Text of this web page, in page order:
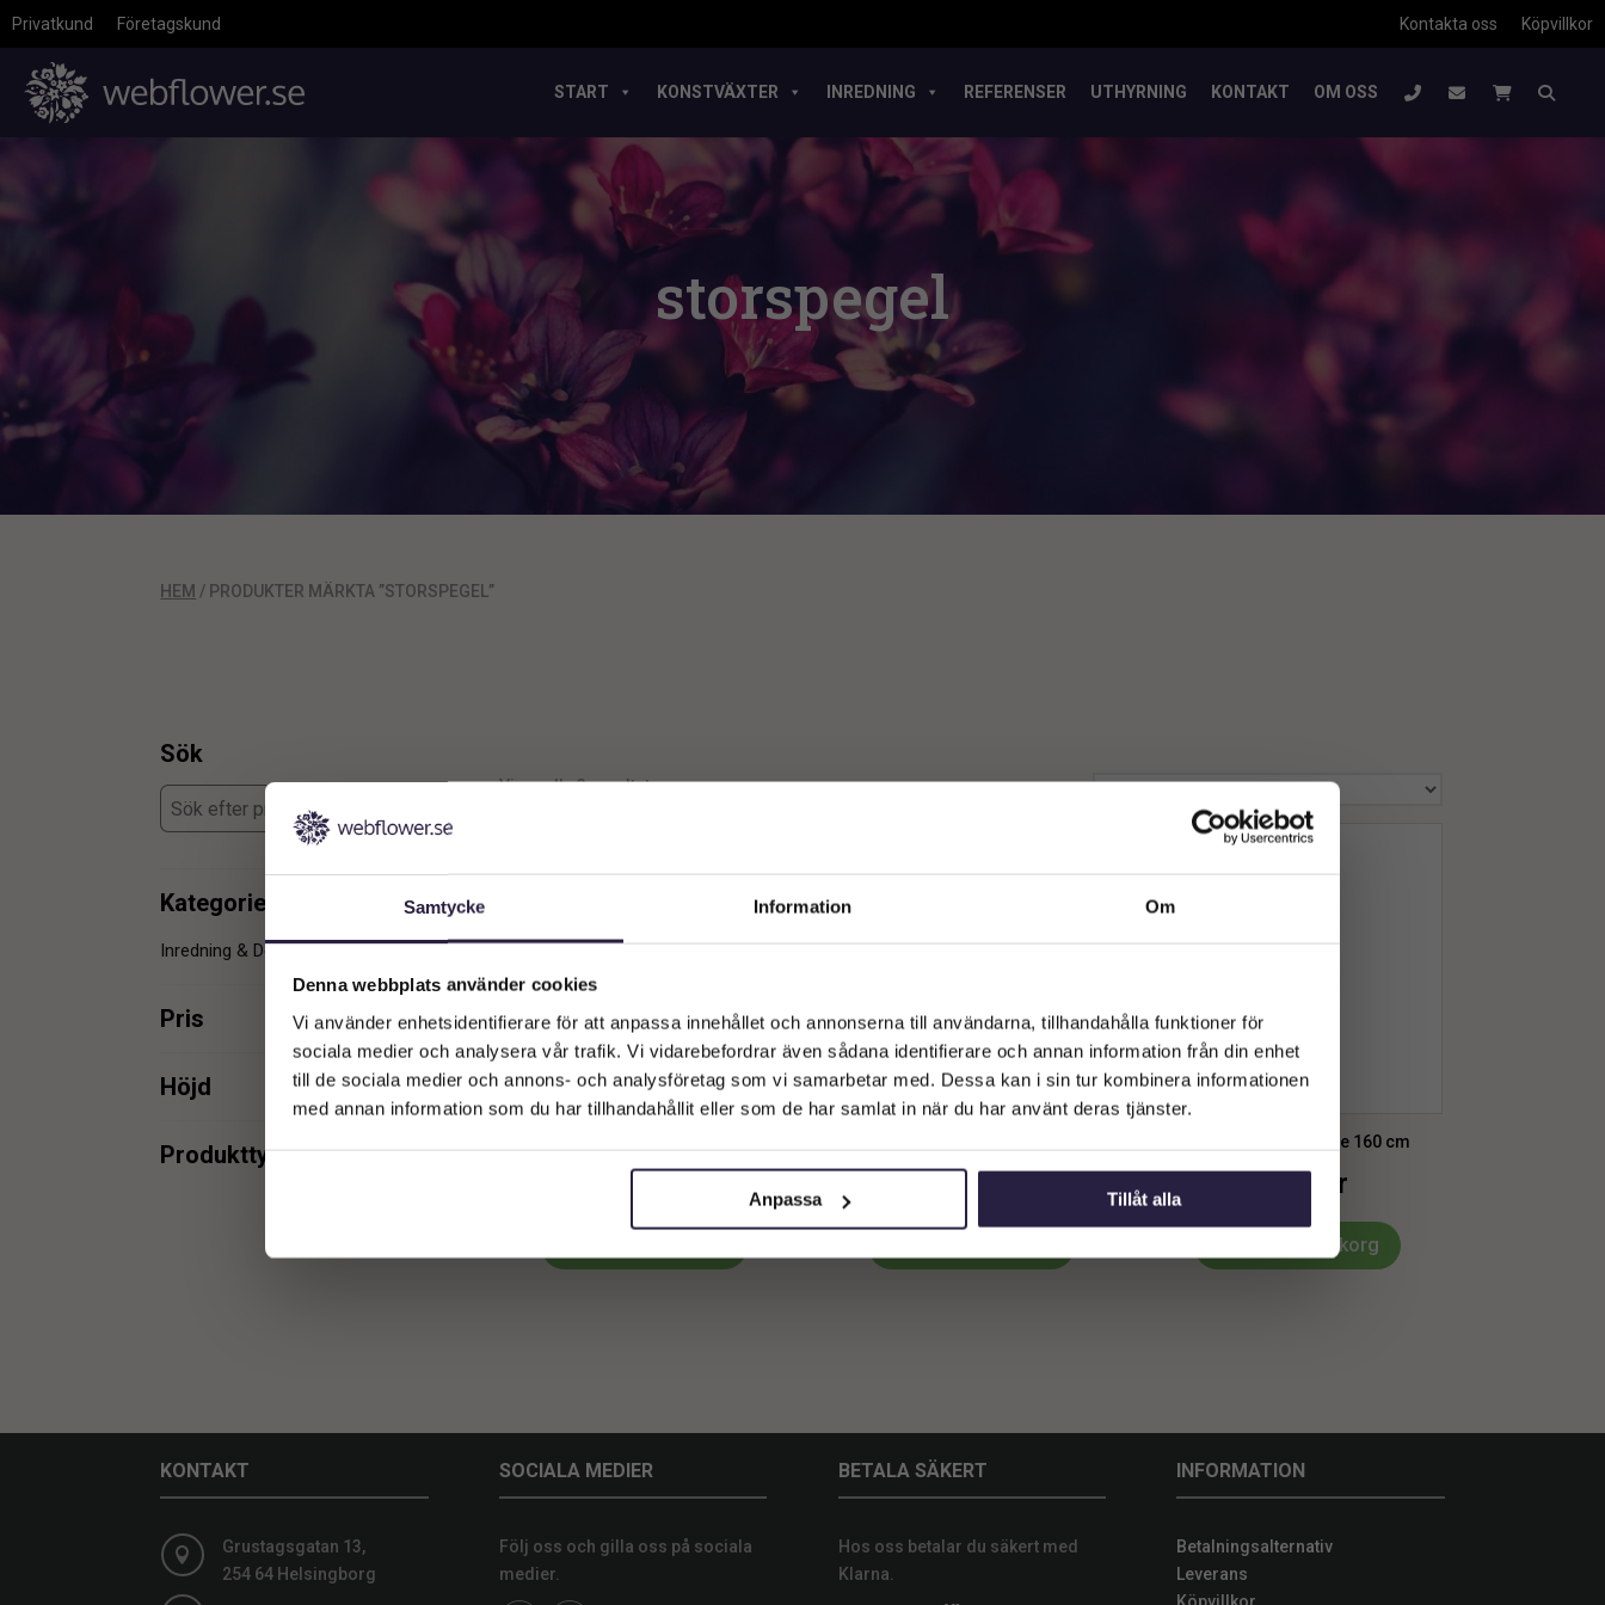
Samtycke Information Om
Denna webbplats använder cookies
Vi använder enhetsidentifierare för att anpassa innehållet och annonserna till användarna, tillhandahålla funktioner för
sociala medier och analysera vår trafik. Vi vidarebefordrar även sådana identifierare och annan information från din enhet
till de sociala medier och annons- och analysföretag som vi samarbetar med. Dessa kan i sin tur kombinera informationen
med annan information som du har tillhandahållit eller som de har samlat in när du har använt deras tjänster.
Anpassa Tillåt alla
Privatkund Företagskund Köpvillkor
Kontakta oss
START KONSTVÄXTER INREDNING REFERENSER UTHYRNING KONTAKT OM OSS
storspegel
HEM / PRODUKTER MÄRKTA ”STORSPEGEL”
Sök
Kategorier
Inredning & Dekoration 3
Pris
max.
Höjd
Produkttyper
Visar alla 3 resultat
51x153cm
2199kr 6399kr
Spegel | Spegel Alice 160 cm
2299 kr
Lägg till i varukorg
KONTAKT

Grustagsgatan 13,
254 64 Helsingborg
SOCIALA MEDIER
Följ oss och gilla oss på sociala
medier.
BETALA SÄKERT
Hos oss betalar du säkert med
Klarna.
INFORMATION
Betalningsalternativ
Leverans
Välkommen till Webflower
Vilken typ av kund är du? Du kan alltid justera ditt val längst upp
Företagskund (exkl. moms)